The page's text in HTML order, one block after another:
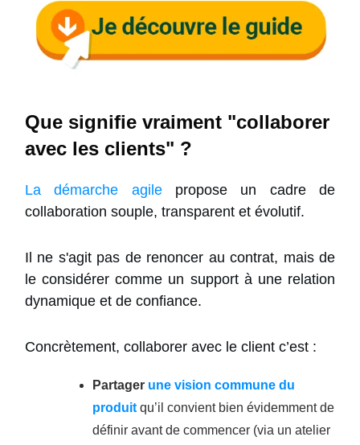
Que signifie vraiment "collaborer
avec les clients" ?
La démarche agilepropose un cadre de
collaboration souple, transparent et évolutif.
Il ne s'agit pas de renoncer au contrat, mais de
le considérer comme un support à une relation
dynamique et de confiance.
Concrètement, collaborer avec le client c’est :
Partager une vision commune du
produitqu’il convient bien évidemment de
définir avant de commencer (via un atelier